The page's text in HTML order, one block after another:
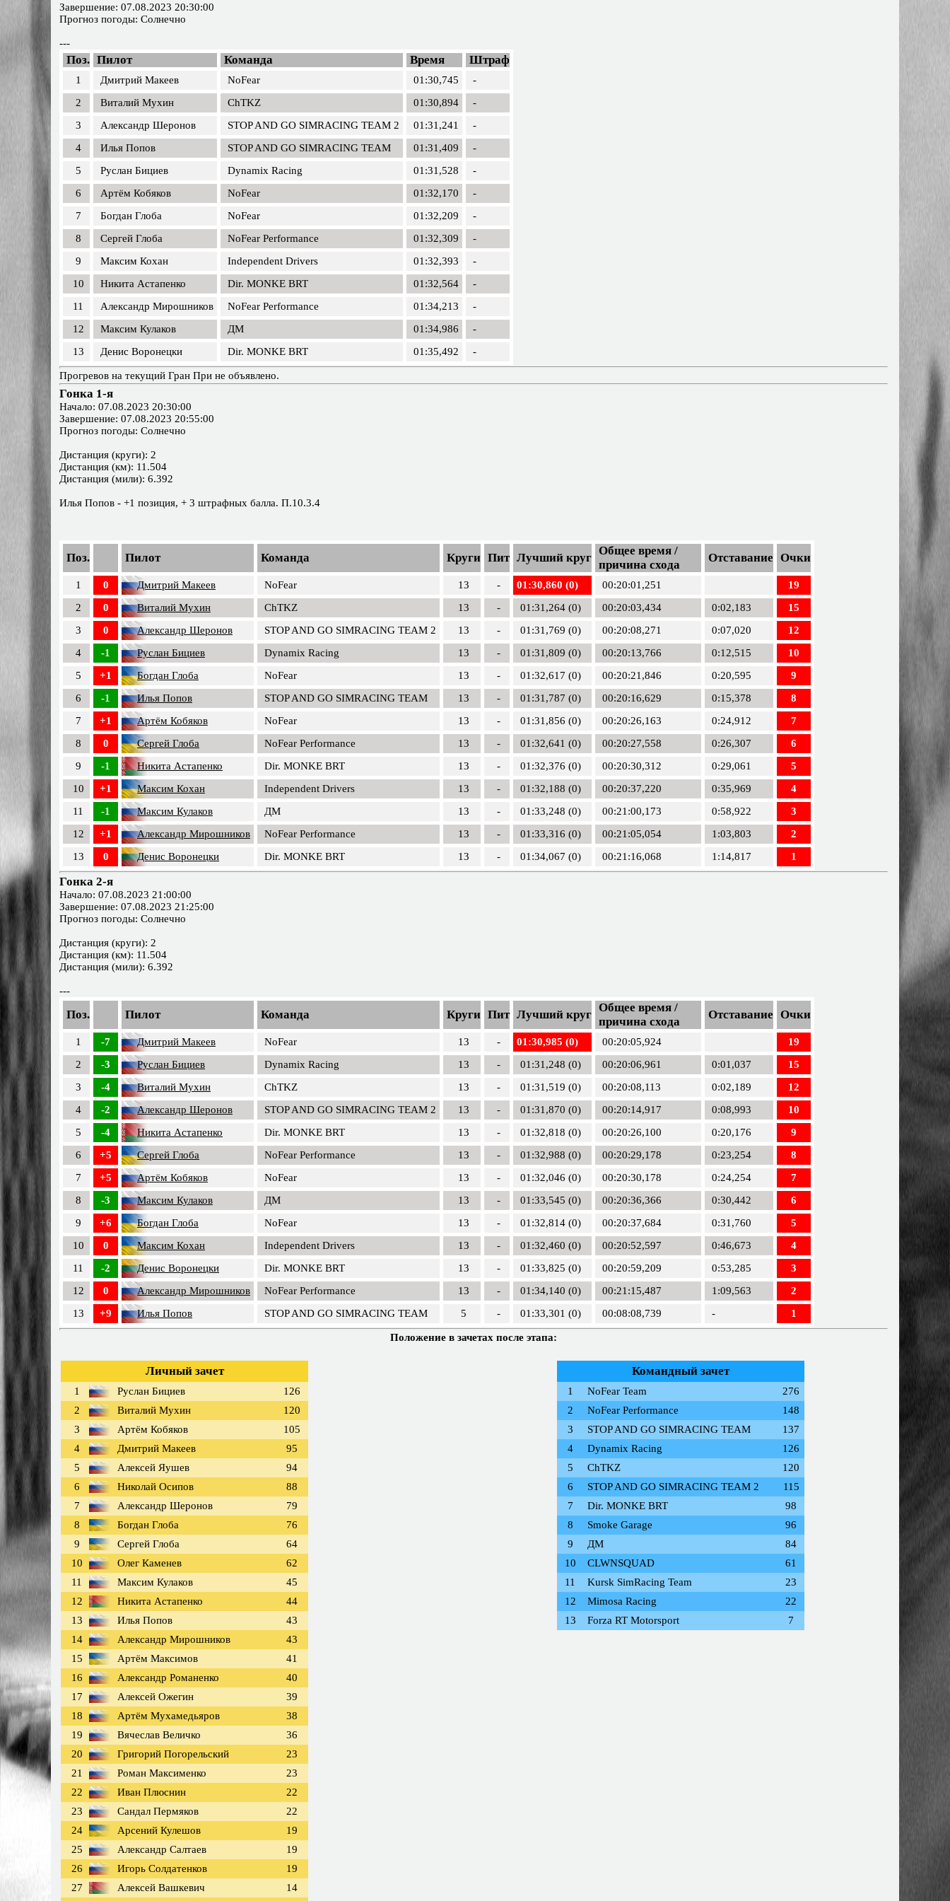
Завершение: 07.08.2023 20:30:00
Прогноз погоды: Солнечно
---
Поз. Пилот Команда Время Штраф
1 Дмитрий Макеев NoFear 01:30,745
-
2
Виталий Мухин ChTKZ 01:30,894
-
3
Александр Шеронов STOP AND GO SIMRACING TEAM 2 01:31,241
-
4
Илья Попов STOP AND GO SIMRACING TEAM 01:31,409
-
5
Руслан Бициев Dynamix Racing 01:31,528
-
6
Артём Кобяков NoFear 01:32,170
-
7
Богдан Глоба NoFear 01:32,209
-
8
Сергей Глоба NoFear Performance 01:32,309
-
9
Максим Кохан Independent Drivers 01:32,393
-
10
Никита Астапенко Dir. MONKE BRT 01:32,564
-
11
Александр Мирошников NoFear Performance 01:34,213
-
12
Максим Кулаков ДМ 01:34,986
-
13
Денис Воронецки Dir. MONKE BRT 01:35,492 -
Прогревов на текущий Гран При не объявлено.
Гонка 1-я
Начало: 07.08.2023 20:30:00
Завершение: 07.08.2023 20:55:00
Прогноз погоды: Солнечно
Дистанция (круги): 2
Дистанция (км): 11.504
Дистанция (мили): 6.392
Илья Попов - +1 позиция, + 3 штрафных балла. П.10.3.4
Поз. Пилот Команда Круги Пит Лучший круг
Общее время /
причина схода
Отставание Очки
1 0 Дмитрий Макеев NoFear 13 - 01:30,860 (0) 00:20:01,251
19
2
0 Виталий Мухин ChTKZ 13 - 01:31,264 (0) 00:20:03,434 0:02,183
15
3
0 Александр Шеронов STOP AND GO SIMRACING TEAM 2 13 - 01:31,769 (0) 00:20:08,271 0:07,020
12
4
-1 Руслан Бициев Dynamix Racing 13 - 01:31,809 (0) 00:20:13,766 0:12,515
10
5
+1 Богдан Глоба NoFear 13 - 01:32,617 (0) 00:20:21,846 0:20,595
9
6
-1 Илья Попов STOP AND GO SIMRACING TEAM 13 - 01:31,787 (0) 00:20:16,629 0:15,378
8
7
+1 Артём Кобяков NoFear 13 - 01:31,856 (0) 00:20:26,163 0:24,912
7
8
0 Сергей Глоба NoFear Performance 13 - 01:32,641 (0) 00:20:27,558 0:26,307
6
9
-1 Никита Астапенко Dir. MONKE BRT 13 - 01:32,376 (0) 00:20:30,312 0:29,061
5
10
+1 Максим Кохан Independent Drivers 13 - 01:32,188 (0) 00:20:37,220 0:35,969
4
11
-1 Максим Кулаков ДМ 13 - 01:33,248 (0) 00:21:00,173 0:58,922
3
12
+1 Александр Мирошников NoFear Performance 13 - 01:33,316 (0) 00:21:05,054 1:03,803
2
13
0 Денис Воронецки Dir. MONKE BRT 13 - 01:34,067 (0) 00:21:16,068 1:14,817 1
Гонка 2-я
Начало: 07.08.2023 21:00:00
Завершение: 07.08.2023 21:25:00
Прогноз погоды: Солнечно
Дистанция (круги): 2
Дистанция (км): 11.504
Дистанция (мили): 6.392
---
Поз. Пилот Команда Круги Пит Лучший круг
Общее время /
причина схода
Отставание Очки
1 -7 Дмитрий Макеев NoFear 13 - 01:30,985 (0) 00:20:05,924
19
2
-3 Руслан Бициев Dynamix Racing 13 - 01:31,248 (0) 00:20:06,961 0:01,037
15
3
-4 Виталий Мухин ChTKZ 13 - 01:31,519 (0) 00:20:08,113 0:02,189
12
4
-2 Александр Шеронов STOP AND GO SIMRACING TEAM 2 13 - 01:31,870 (0) 00:20:14,917 0:08,993
10
5
-4 Никита Астапенко Dir. MONKE BRT 13 - 01:32,818 (0) 00:20:26,100 0:20,176
9
6
+5 Сергей Глоба NoFear Performance 13 - 01:32,988 (0) 00:20:29,178 0:23,254
8
7
+5 Артём Кобяков NoFear 13 - 01:32,046 (0) 00:20:30,178 0:24,254
7
8
-3 Максим Кулаков ДМ 13 - 01:33,545 (0) 00:20:36,366 0:30,442
6
9
+6 Богдан Глоба NoFear 13 - 01:32,814 (0) 00:20:37,684 0:31,760
5
10
0 Максим Кохан Independent Drivers 13 - 01:32,460 (0) 00:20:52,597 0:46,673
4
11
-2 Денис Воронецки Dir. MONKE BRT 13 - 01:33,825 (0) 00:20:59,209 0:53,285
3
12
0 Александр Мирошников NoFear Performance 13 - 01:34,140 (0) 00:21:15,487 1:09,563
2
13
+9 Илья Попов STOP AND GO SIMRACING TEAM 5 - 01:33,301 (0) 00:08:08,739 - 1
Положение в зачетах после этапа:
Личный зачет
1 Руслан Бициев
126
2
Виталий Мухин
120
3
Артём Кобяков
105
4
Дмитрий Макеев
95
5
Алексей Яушев
94
6
Николай Осипов
88
7
Александр Шеронов
79
8
Богдан Глоба
76
9
Сергей Глоба
64
10
Олег Каменев
62
11
Максим Кулаков
45
12
Никита Астапенко
44
13
Илья Попов
43
14
Александр Мирошников
43
15
Артём Максимов
41
16
Александр Романенко
40
17
Алексей Ожегин
39
18
Артём Мухамедьяров
38
19
Вячеслав Величко
36
20
Григорий Погорельский
23
21
Роман Максименко
23
22
Иван Плюснин
22
23
Сандал Пермяков
22
24
Арсений Кулешов
19
25
Александр Салтаев
19
26
Игорь Солдатенков
19
27
Алексей Вашкевич 14
Командный зачет
1 NoFear Team
276
2
NoFear Performance
148
3
STOP AND GO SIMRACING TEAM
137
4
Dynamix Racing
126
5
ChTKZ
120
6
STOP AND GO SIMRACING TEAM 2
115
7
Dir. MONKE BRT
98
8
Smoke Garage
96
9
ДМ
84
10
CLWNSQUAD
61
11
Kursk SimRacing Team
23
12
Mimosa Racing
22
13
Forza RT Motorsport 7